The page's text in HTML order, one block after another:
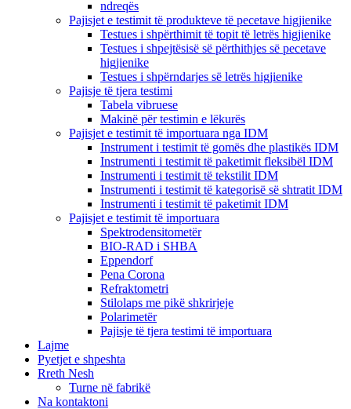
ndreqës
Pajisjet e testimit të produkteve të pecetave higjienike
Testues i shpërthimit të topit të letrës higjienike
Testues i shpejtësisë së përthithjes së pecetave
higjienike
Testues i shpërndarjes së letrës higjienike
Pajisje të tjera testimi
Tabela vibruese
Makinë për testimin e lëkurës
Pajisjet e testimit të importuara nga IDM
Instrument i testimit të gomës dhe plastikës IDM
Instrumenti i testimit të paketimit fleksibël IDM
Instrumenti i testimit të tekstilit IDM
Instrumenti i testimit të kategorisë së shtratit IDM
Instrumenti i testimit të paketimit IDM
Pajisjet e testimit të importuara
Spektrodensitometër
BIO-RAD i SHBA
Eppendorf
Pena Corona
Refraktometri
Stilolaps me pikë shkrirjeje
Polarimetër
Pajisje të tjera testimi të importuara
Lajme
Pyetjet e shpeshta
Rreth Nesh
Turne në fabrikë
Na kontaktoni